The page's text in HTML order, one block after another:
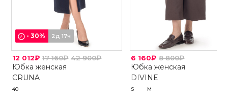
-30% 2д 17ч
12 012₽ 17 160₽ 42 900₽
Юбка женская
CRUNA
40
6 160₽ 8 800₽
Юбка женская
DIVINE
S M